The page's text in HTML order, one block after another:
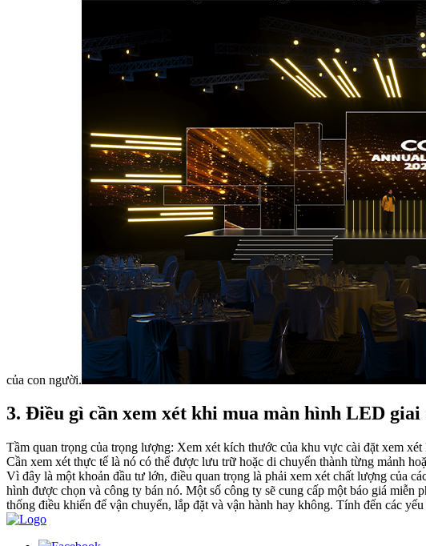
của con người.
3. Điều gì cần xem xét khi mua màn hình LED giai
Tầm quan trọng của trọng lượng: Xem xét kích thước của khu vực cài đặt xem
Cần xem xét thực tế là nó có thể được lưu trữ hoặc di chuyển thành từng mảnh
Vì đây là một khoản đầu tư lớn, điều quan trọng là phải xem xét chất lượng của
hình được chọn và công ty bán nó. Một số công ty sẽ cung cấp một báo giá
thống điều khiển để vận chuyển, lắp đặt và vận hành hay không. Tính đến các